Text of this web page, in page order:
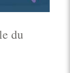
du